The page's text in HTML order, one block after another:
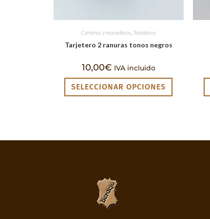
Carteras y monederos, Tarjeteros
Tarjetero 2 ranuras tonos negros
10,00€ IVA incluido
SELECCIONAR OPCIONES